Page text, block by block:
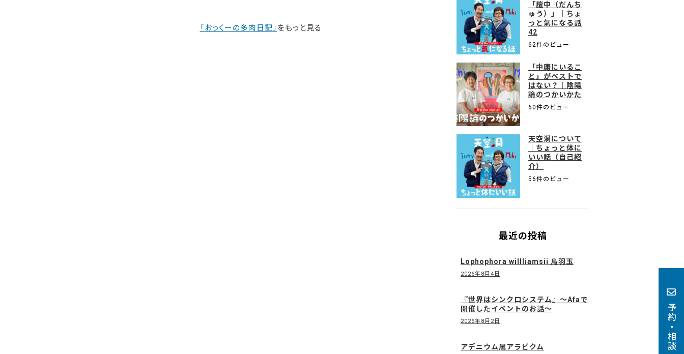
予約・相談
「おっくーの多肉日記」 をもっと見る
「膻中（だんち
ゅう）」｜ちょ
っと氣になる話
42
62件のビュー
「中庸にいるこ
と」がベストで
はない？｜陰陽
論のつかいかた
60件のビュー
天空洞について
｜ちょっと体に
いい話（自己紹
介）
56件のビュー
最近の投稿
Lophophora willliamsii 烏羽玉
2026年8月4日
『世界はシンクロシステム』〜Afaで
開催したイベントのお話〜
2026年8月2日
アデニウム属アラビクム